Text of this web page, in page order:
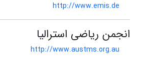
http://www.emis.de
انجمن ریاضی استرالیا
http://www.austms.org.au